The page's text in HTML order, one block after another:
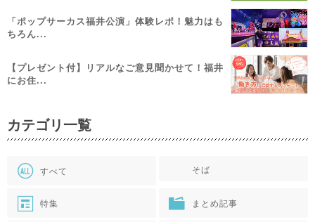
「ポップサーカス福井公演」体験レポ！魅力はも
ちろん...
【プレゼント付】リアルなご意見聞かせて！福井
にお住...
カテゴリ一覧
すべて そば
特集 まとめ記事